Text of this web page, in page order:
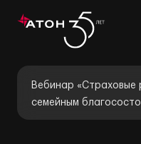
Вебинар «Страховые
семейным